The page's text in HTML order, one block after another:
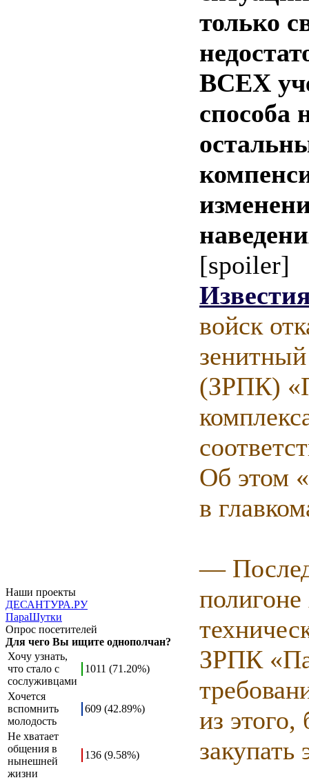
Наши проекты
ДЕСАНТУРА.РУ
ПараШутки
Опрос посетителей
Для чего Вы ищите однополчан?
Хочу узнать,
что стало с
сослуживцами
1011 (71.20%)
Хочется
вспомнить
молодость
609 (42.89%)
Не хватает
общения в
нынешней
жизни
136 (9.58%)
только
ВСЕХ
способа
[spoiler]
войск
(ЗРПК)
Об этом
в
—
ЗРПК
из